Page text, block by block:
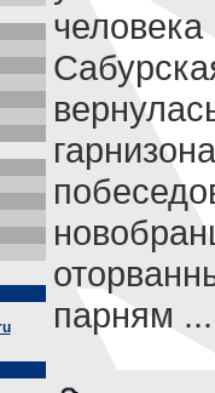
парням ...